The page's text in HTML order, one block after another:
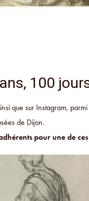
100
que sur Instagram,
de Dijon.
pour une de